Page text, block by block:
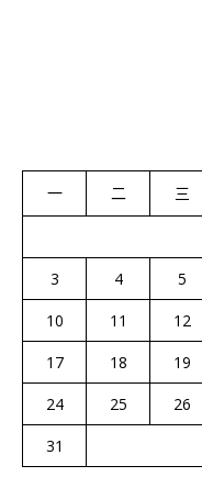
一 二 三
3
4 5
10
11 12
17
18 19
24
25 26
31